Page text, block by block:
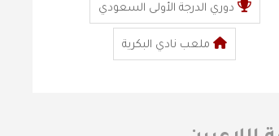
دوري الدرجة الأولى السعودي
ملعب نادي البكرية